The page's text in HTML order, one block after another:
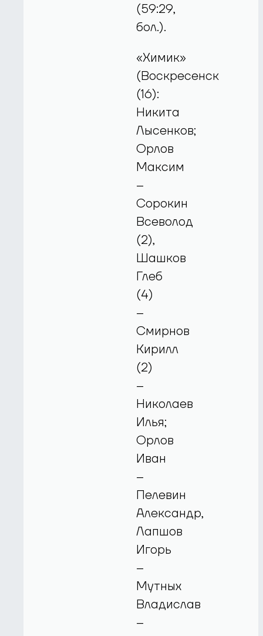
(59:29,
бол.).
«Химик»
(Воскресенск
(16):
Никита
Лысенков;
Орлов
Максим
–
Сорокин
Всеволод
(2),
Шашков
Глеб
(4)
–
Смирнов
Кирилл
(2)
–
Николаев
Илья;
Орлов
Иван
–
Пелевин
Александр,
Лапшов
Игорь
–
Мутных
Владислав
–